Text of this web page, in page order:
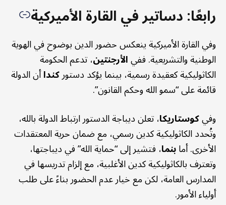
رابعًا: دساتير في القارة الأميركية
وفي القارة الأميركية ينعكس حضور الدين بوضوح في الهوية
الوطنية والتشريعية. ففيالأرجنتين، تدعم الحكومة
الكاثوليكية كعقيدة رسمية، بينما يؤكد دستوركنداأن الدولة
قائمة على “سمو الله وحكم القانون”.
وفيكوستاريكا، تعلن ديباجة الدستور ارتباط الدولة بالله،
وتُحدد الكاثوليكية كدين رسمي، مع ضمان حرية المعتقدات
الأخرى. أمابنما، فتشير إلى “حماية الله” في ديباجتها،
وتعترف بالكاثوليكية كدين الأغلبية، مع إلزام تدريسها في
المدارس العامة، لكن مع خيار عدم الحضور بناءً على طلب
أولياء الأمور.